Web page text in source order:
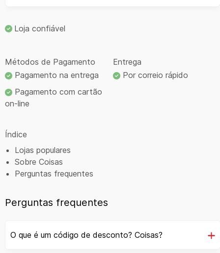
Loja confiável
Métodos de Pagamento
Pagamento na entrega
Pagamento com cartão
on-line
Entrega
Por correio rápido
Índice
Lojas populares
Sobre Coisas
Perguntas frequentes
Perguntas frequentes
O que é um código de desconto? Coisas?